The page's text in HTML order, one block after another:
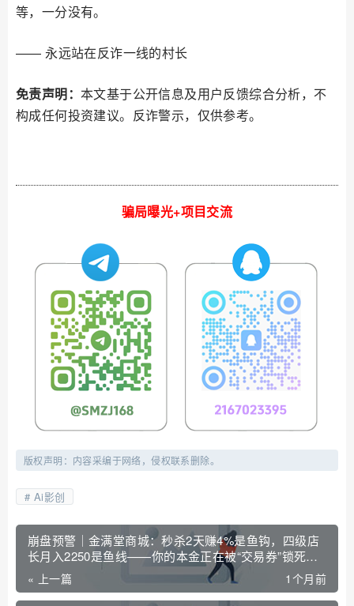
等，一分没有。
—— 永远站在反诈一线的村长
免责声明： 本文基于公开信息及用户反馈综合分析，不
构成任何投资建议。反诈警示，仅供参考。
骗局曝光+项目交流
版权声明：内容采编于网络，侵权联系删除。
Ai影创
崩盘预警｜金满堂商城：秒杀2天赚4%是鱼钩，四级店
长月入2250是鱼线——你的本金正在被“交易券”锁死在
资金池里
« 上一篇 1个月前